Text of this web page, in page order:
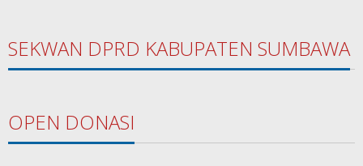
SEKWAN DPRD KABUPATEN SUMBAWA
OPEN DONASI